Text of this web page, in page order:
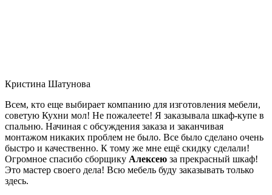
Кристина Шатунова
Всем, кто еще выбирает компанию для изготовления мебели,
советую Кухни мол! Не пожалеете! Я заказывала шкаф-купе в
спальню. Начиная с обсуждения заказа и заканчивая
монтажом никаких проблем не было. Все было сделано очень
быстро и качественно. К тому же мне ещё скидку сделали!
Огромное спасибо сборщику Алексею за прекрасный шкаф!
Это мастер своего дела! Всю мебель буду заказывать только
здесь.